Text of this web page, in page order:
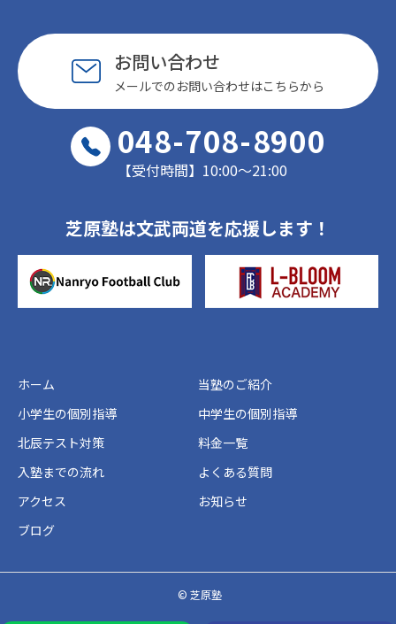
お問い合わせ
メールでのお問い合わせはこちらから
048-708-8900
【受付時間】10:00〜21:00
芝原塾は文武両道を応援します！
ホーム
当塾のご紹介
小学生の個別指導
中学生の個別指導
北辰テスト対策
料金一覧
入塾までの流れ
よくある質問
アクセス
お知らせ
ブログ
© 芝原塾